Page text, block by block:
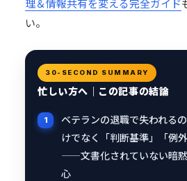
理＆情報共有を変える完全ガイド
い。
30-SECOND SUMMARY
忙しい方へ｜この記事の結論
ベテランの退職で失われる
けでなく「判断基準」「例
——文書化されていない暗
心